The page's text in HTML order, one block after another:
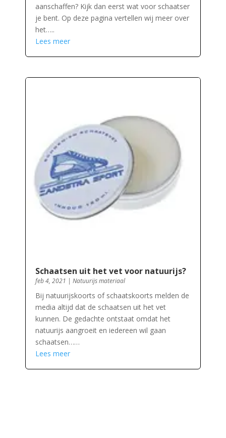
aanschaffen? Kijk dan eerst wat voor schaatser
je bent. Op deze pagina vertellen wij meer over
het…..
Lees meer
Schaatsen uit het vet voor natuurijs?
feb 4, 2021 | Natuurijs materiaal
Bij natuurijskoorts of schaatskoorts melden de
media altijd dat de schaatsen uit het vet
kunnen. De gedachte ontstaat omdat het
natuurijs aangroeit en iedereen wil gaan
schaatsen……
Lees meer